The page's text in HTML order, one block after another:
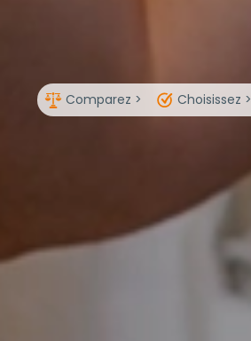
Comparez > Choisissez >